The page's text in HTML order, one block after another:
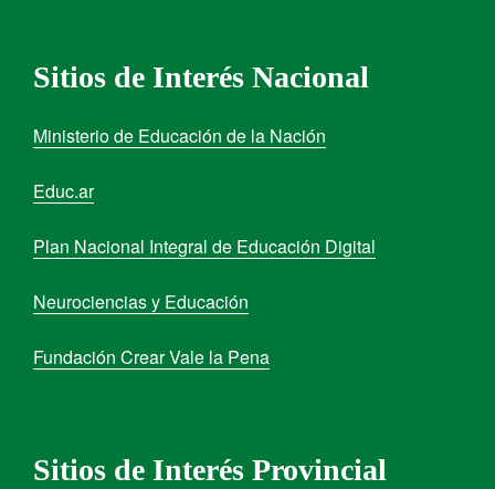
Sitios de Interés Nacional
Ministerio de Educación de la Nación
Educ.ar
Plan Nacional Integral de Educación Digital
Neurociencias y Educación
Fundación Crear Vale la Pena
Sitios de Interés Provincial